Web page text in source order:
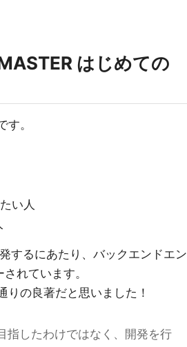
はじめての
。
い人
するにあたり、バックエンドエン
れています。
りの良著だと思いました！
指したわけではなく、開発を行